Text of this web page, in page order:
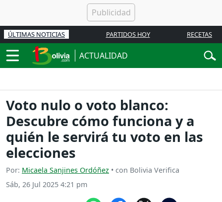
ÚLTIMAS NOTICIAS PARTIDOS HOY RECETAS
ACTUALIDAD
Voto nulo o voto blanco:
Descubre cómo funciona y a
quién le servirá tu voto en las
elecciones
Por: Micaela Sanjines Ordóñez • con Bolivia Verifica
Sáb, 26 Jul 2025 4:21 pm